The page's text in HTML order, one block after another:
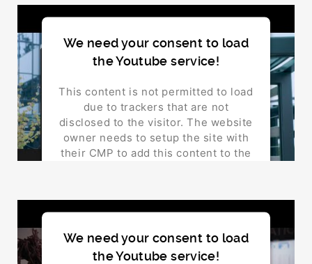
We need your consent to load
the Youtube service!
This content is not permitted to load
due to trackers that are not
disclosed to the visitor. The website
owner needs to setup the site with
their CMP to add this content to the
Usercentrics Consent Management
Platform
We need your consent to load
the Youtube service!